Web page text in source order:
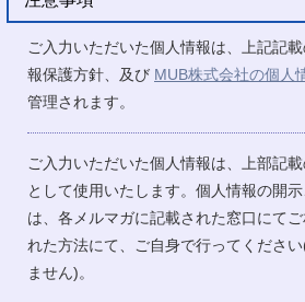
ご入力いただいた個人情報は、上記記
報保護方針、及び MUB株式会社の個人
管理されます。
ご入力いただいた個人情報は、上部記
として使用いたします。個人情報の開
は、各メルマガに記載された窓口にて
れた方法にて、ご自身で行ってくださ
ません)。